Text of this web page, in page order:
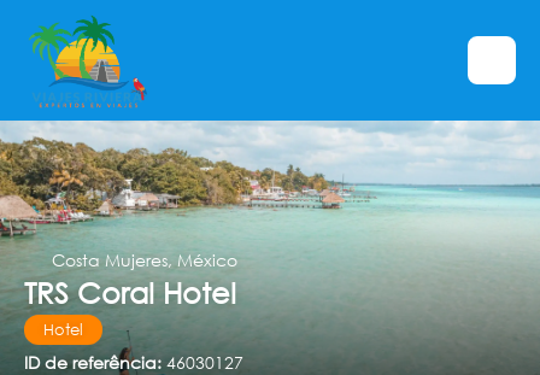
Costa Mujeres, México
TRS Coral Hotel
Hotel
ID de referência:46030127